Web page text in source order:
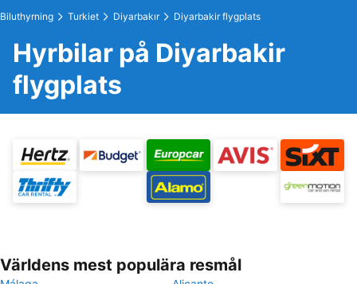
Biluthyrning Turkiet Diyarbakır Diyarbakir flygplats
Hyrbilar på Diyarbakir
flygplats
Världens mest populära resmål